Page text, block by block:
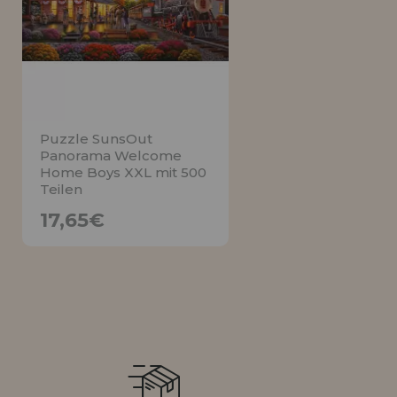
LIQUIDIÉRUNGNEUER KUNDE
Puzzle SunsOut
Panorama Welcome
Home Boys XXL mit 500
Teilen
17,65€
BENACHRICHTIGE